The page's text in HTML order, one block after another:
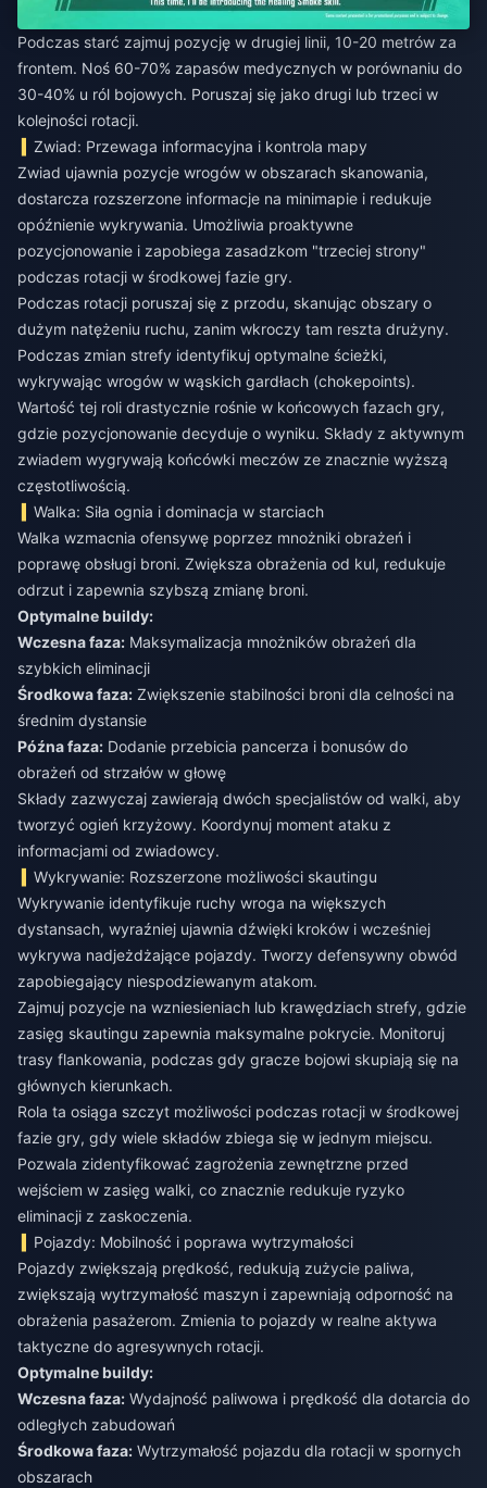
Podczas starć zajmuj pozycję w drugiej linii, 10-20 metrów za
frontem. Noś 60-70% zapasów medycznych w porównaniu do
30-40% u ról bojowych. Poruszaj się jako drugi lub trzeci w
kolejności rotacji.
Zwiad: Przewaga informacyjna i kontrola mapy
Zwiad ujawnia pozycje wrogów w obszarach skanowania,
dostarcza rozszerzone informacje na minimapie i redukuje
opóźnienie wykrywania. Umożliwia proaktywne
pozycjonowanie i zapobiega zasadzkom "trzeciej strony"
podczas rotacji w środkowej fazie gry.
Podczas rotacji poruszaj się z przodu, skanując obszary o
dużym natężeniu ruchu, zanim wkroczy tam reszta drużyny.
Podczas zmian strefy identyfikuj optymalne ścieżki,
wykrywając wrogów w wąskich gardłach (chokepoints).
Wartość tej roli drastycznie rośnie w końcowych fazach gry,
gdzie pozycjonowanie decyduje o wyniku. Składy z aktywnym
zwiadem wygrywają końcówki meczów ze znacznie wyższą
częstotliwością.
Walka: Siła ognia i dominacja w starciach
Walka wzmacnia ofensywę poprzez mnożniki obrażeń i
poprawę obsługi broni. Zwiększa obrażenia od kul, redukuje
odrzut i zapewnia szybszą zmianę broni.
Optymalne buildy:
Wczesna faza: Maksymalizacja mnożników obrażeń dla
szybkich eliminacji
Środkowa faza: Zwiększenie stabilności broni dla celności na
średnim dystansie
Późna faza: Dodanie przebicia pancerza i bonusów do
obrażeń od strzałów w głowę
Składy zazwyczaj zawierają dwóch specjalistów od walki, aby
tworzyć ogień krzyżowy. Koordynuj moment ataku z
informacjami od zwiadowcy.
Wykrywanie: Rozszerzone możliwości skautingu
Wykrywanie identyfikuje ruchy wroga na większych
dystansach, wyraźniej ujawnia dźwięki kroków i wcześniej
wykrywa nadjeżdżające pojazdy. Tworzy defensywny obwód
zapobiegający niespodziewanym atakom.
Zajmuj pozycje na wzniesieniach lub krawędziach strefy, gdzie
zasięg skautingu zapewnia maksymalne pokrycie. Monitoruj
trasy flankowania, podczas gdy gracze bojowi skupiają się na
głównych kierunkach.
Rola ta osiąga szczyt możliwości podczas rotacji w środkowej
fazie gry, gdy wiele składów zbiega się w jednym miejscu.
Pozwala zidentyfikować zagrożenia zewnętrzne przed
wejściem w zasięg walki, co znacznie redukuje ryzyko
eliminacji z zaskoczenia.
Pojazdy: Mobilność i poprawa wytrzymałości
Pojazdy zwiększają prędkość, redukują zużycie paliwa,
zwiększają wytrzymałość maszyn i zapewniają odporność na
obrażenia pasażerom. Zmienia to pojazdy w realne aktywa
taktyczne do agresywnych rotacji.
Optymalne buildy:
Wczesna faza: Wydajność paliwowa i prędkość dla dotarcia do
odległych zabudowań
Środkowa faza: Wytrzymałość pojazdu dla rotacji w spornych
obszarach